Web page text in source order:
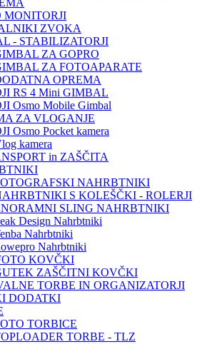
MONITORJI
ZVOKA
- STABILIZATORJI
ZA GOPRO
ZA FOTOAPARATE
OPREMA
RS 4 Mini GIMBAL
Osmo Mobile Gimbal
ZA VLOGANJE
Osmo Pocket kamera
kamera
in ZAŠČITA
NAHRBTNIKI
S KOLEŠČKI - ROLERJI
SLING NAHRBTNIKI
Design Nahrbtniki
Nahrbtniki
Nahrbtniki
KOVČKI
ZAŠČITNI KOVČKI
TORBE IN ORGANIZATORJI
DODATKI
TORBICE
TORBE - TLZ